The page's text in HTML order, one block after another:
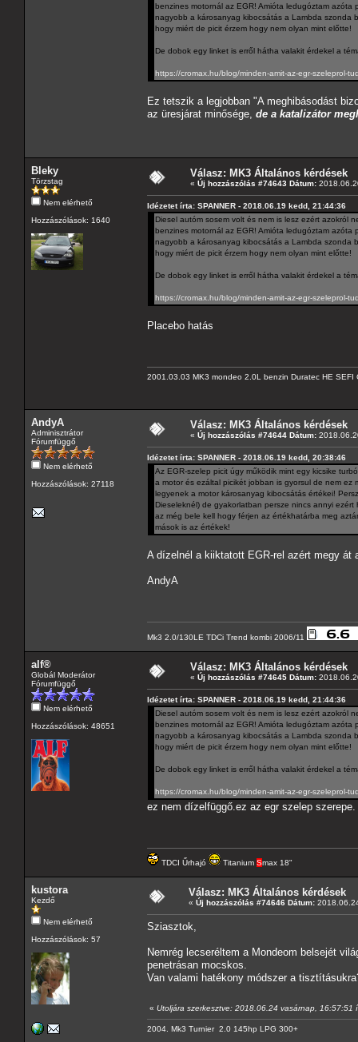
benzines motornál az EGR! Amióta ledugóztam
nagyobb a károsanyag kibocsátás a Lambda szonda
hogy miért de picit érzem hogy nem olyan mint előtte!
De dobok egy linket is erről hátha valakit érdekel a
https://cromax.hu/blog/minden-amit-az-egr-szeleprol-
Ez tetszik a legjobban "A meghibásodást
az üresjárat minősége, de a katalizátor
Bleky
Törzstag
Nem elérhető
Hozzászólások: 1640
Válasz: MK3 Általános kérdések
« Új hozzászólás #74643 Dátum:
Idézetet írta: SPANNER - 2018.06.19 kedd, 21:44:36
Diesel autóm sosem volt és nem is lesz ezért azokról
benzines motornál az EGR! Amióta ledugóztam
nagyobb a károsanyag kibocsátás a Lambda szonda
hogy miért de picit érzem hogy nem olyan mint előtte!
De dobok egy linket is erről hátha valakit érdekel a
https://cromax.hu/blog/minden-amit-az-egr-szeleprol-
Placebo hatás
2001.03.03 MK3 mondeo 2.0L benzin Duratec HE
AndyA
Adminisztrátor
Fórumfüggő
Nem elérhető
Hozzászólások: 27118
Válasz: MK3 Általános kérdések
« Új hozzászólás #74644 Dátum:
Idézetet írta: SPANNER - 2018.06.19 kedd, 20:38:46
Az EGR-szelep picit úgy működik mint egy kicsike
a motor és ezáltal picikét jobban is gyorsul de nem
legyenek a motor károsanyag kibocsátás értékei!
Dieseleknél) de gyakorlatban persze nincs annyi
az még bele kell hogy férjen az értékhatárba meg
mások is az értékek!
A dízelnél a kiiktatott EGR-rel azért megy át
AndyA
Mk3 2.0/130LE TDCi Trend kombi 2006/11
alf®
Globál Moderátor
Fórumfüggő
Nem elérhető
Hozzászólások: 48651
Válasz: MK3 Általános kérdések
« Új hozzászólás #74645 Dátum:
Idézetet írta: SPANNER - 2018.06.19 kedd, 21:44:36
Diesel autóm sosem volt és nem is lesz ezért azokról
benzines motornál az EGR! Amióta ledugóztam
nagyobb a károsanyag kibocsátás a Lambda szonda
hogy miért de picit érzem hogy nem olyan mint előtte!
De dobok egy linket is erről hátha valakit érdekel a
https://cromax.hu/blog/minden-amit-az-egr-szeleprol-
ez nem dízelfüggő.ez az egr szelep szerepe.
TDCI Űrhajó Titanium Smax 18"
kustora
Kezdő
Nem elérhető
Hozzászólások: 57
Válasz: MK3 Általános kérdések
« Új hozzászólás #74646 Dátum:
Sziasztok,
Nemrég lecseréltem a Mondeom belsejét
penetrásan mocskos.
Van valami hatékony módszer a
« Utoljára szerkesztve: 2018.06.24 vasárnap, 16:57:51
2004. Mk3 Turnier 2.0 145hp LPG 300+